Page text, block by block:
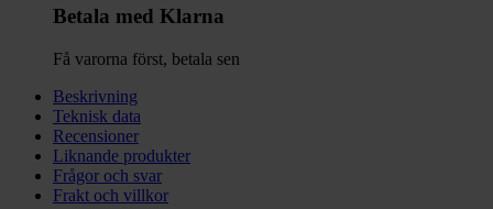
Betala med Klarna
Få varorna först, betala sen
Beskrivning
Teknisk data
Recensioner
Liknande produkter
Frågor och svar
Frakt och villkor